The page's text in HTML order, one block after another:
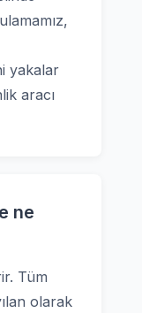
yakalar
aracı
ne
Tüm
olarak